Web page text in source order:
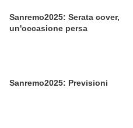
Sanremo2025: Serata cover,
un'occasione persa
Sanremo2025: Previsioni